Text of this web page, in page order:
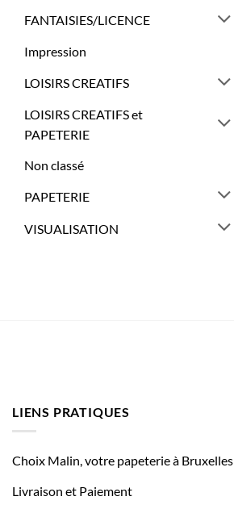
FANTAISIES/LICENCE
Impression
LOISIRS CREATIFS
LOISIRS CREATIFS et
PAPETERIE
Non classé
PAPETERIE
VISUALISATION
CARTOUCHES
1400 PAGES
164,92
LIENS PRATIQUES
Choix Malin, votre papeterie à Bruxelles
Livraison et Paiement